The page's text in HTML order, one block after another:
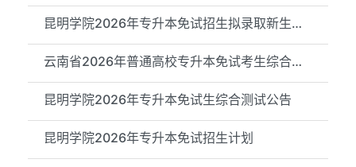
昆明学院2026年专升本免试招生拟录取新生信息公示
云南省2026年普通高校专升本免试考生综合测试成绩（昆明学院测试...
昆明学院2026年专升本免试生综合测试公告
昆明学院2026年专升本免试招生计划